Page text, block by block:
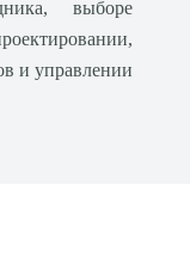
выборе
и управлении